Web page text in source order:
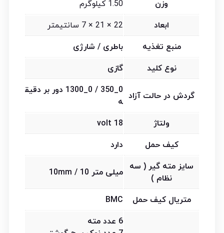
وزن
1.50 کیلوگرم
ابعاد
22 × 21 × 7 سانتیمتر
منبع تغذیه
باطری / شارژی
نوع کلید
گازی
گردش در حالت آزاد
0_350 / 0_1300 دور بر دقیق
ه
ولتاژ
18 volt
کیف حمل
دارد
سایز مته گیر ( سه
نظام )
میلی متر 10mm / 10
متریال کیف حمل
BMC
6 عدد مته